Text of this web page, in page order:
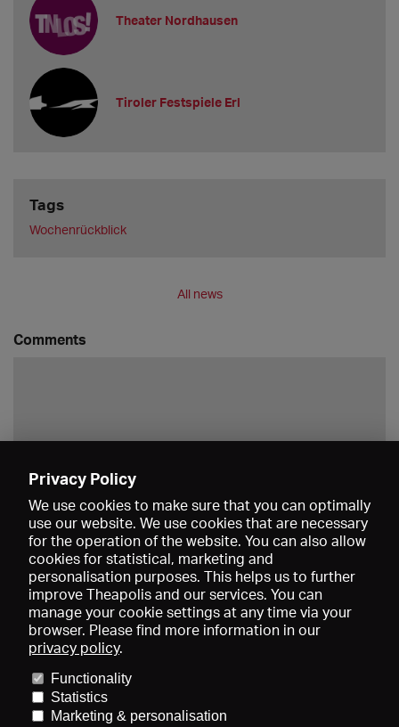
Theater Nordhausen
Tiroler Festspiele Erl
Tags
Wochenrückblick
All news
Comments
About us
Imprint
Privacy Policy
We use cookies to make sure that you can optimally
use our website. We use cookies that are necessary
for the operation of the website. You can also allow
cookies for statistical, marketing and
personalisation purposes. This helps us to further
improve Theapolis and our services. You can
manage your cookie settings at any time via your
browser. Please find more information in our
privacy policy.
Functionality
Statistics
Marketing & personalisation